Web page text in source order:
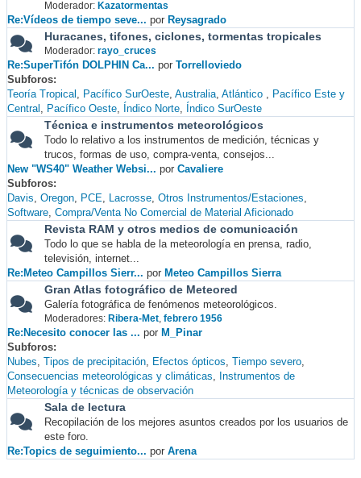
Moderador: Kazatormentas
Re:Vídeos de tiempo seve... por Reysagrado
Huracanes, tifones, ciclones, tormentas tropicales
Moderador: rayo_cruces
Re:SuperTifón DOLPHIN Ca... por Torrelloviedo
Subforos
Teoría Tropical
Pacífico SurOeste Australia Atlántico
Pacífico Este y
Central
Pacífico Oeste Índico Norte Índico SurOeste
Técnica e instrumentos meteorológicos
Todo lo relativo a los instrumentos de medición, técnicas y
trucos, formas de uso, compra-venta, consejos...
New "WS40" Weather Websi... por Cavaliere
Subforos
Davis Oregon PCE Lacrosse Otros Instrumentos/Estaciones
Software Compra/Venta No Comercial de Material Aficionado
Revista RAM y otros medios de comunicación
Todo lo que se habla de la meteorología en prensa, radio,
televisión, internet...
Re:Meteo Campillos Sierr... por Meteo Campillos Sierra
Gran Atlas fotográfico de Meteored
Galería fotográfica de fenómenos meteorológicos.
Moderadores: Ribera-Met, febrero 1956
Re:Necesito conocer las ... por M_Pinar
Subforos
Nubes Tipos de precipitación Efectos ópticos Tiempo severo
Consecuencias meteorológicas y climáticas
Instrumentos de
Meteorología y técnicas de observación
Sala de lectura
Recopilación de los mejores asuntos creados por los usuarios de
este foro.
Re:Topics de seguimiento... por Arena